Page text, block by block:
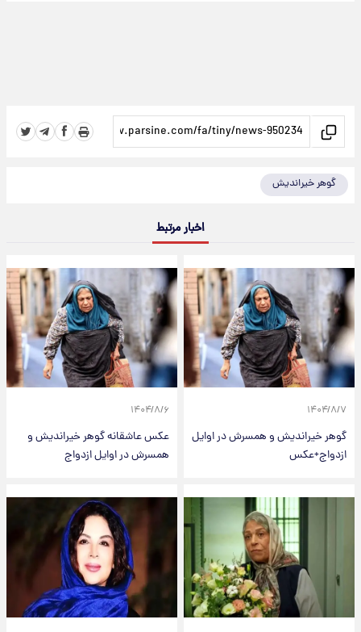
گوهر خیراندیش
اخبار مرتبط
۱۴۰۴/۸/۷
گوهر خیراندیش و همسرش در اوایل
ازدواج+عکس
۱۴۰۴/۸/۶
عکس عاشقانه گوهر خیراندیش و
همسرش در اوایل ازدواج